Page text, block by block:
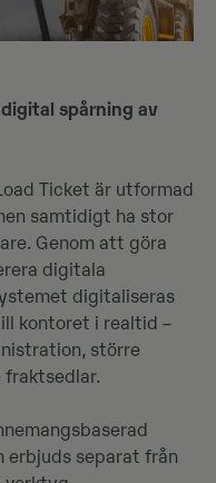
spårning av
Ticket är utformad
samtidigt ha stor
Genom att göra
digitala
digitaliseras
kontoret i realtid –
större
fraktsedlar.
erbjuds separat från